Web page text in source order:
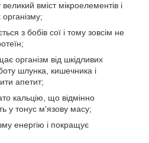
вміст мікроелементів і
з бобів сої і тому зовсім не
організм від шкідливих
шлунка, кишечника і
апетит;
кальцію, що відмінно
у тонус м'язову масу;
енергію і покращує